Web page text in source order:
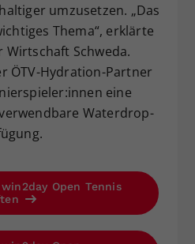
umzusetzen. „Das
Thema“, erklärte
Wirtschaft Schweda.
ÖTV-Hydration-Partner
eine
Waterdrop-
Open Tennis